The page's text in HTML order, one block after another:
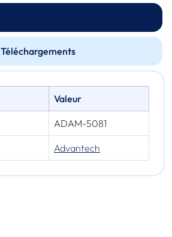
Téléchargements
Valeur
ADAM-5081
Advantech